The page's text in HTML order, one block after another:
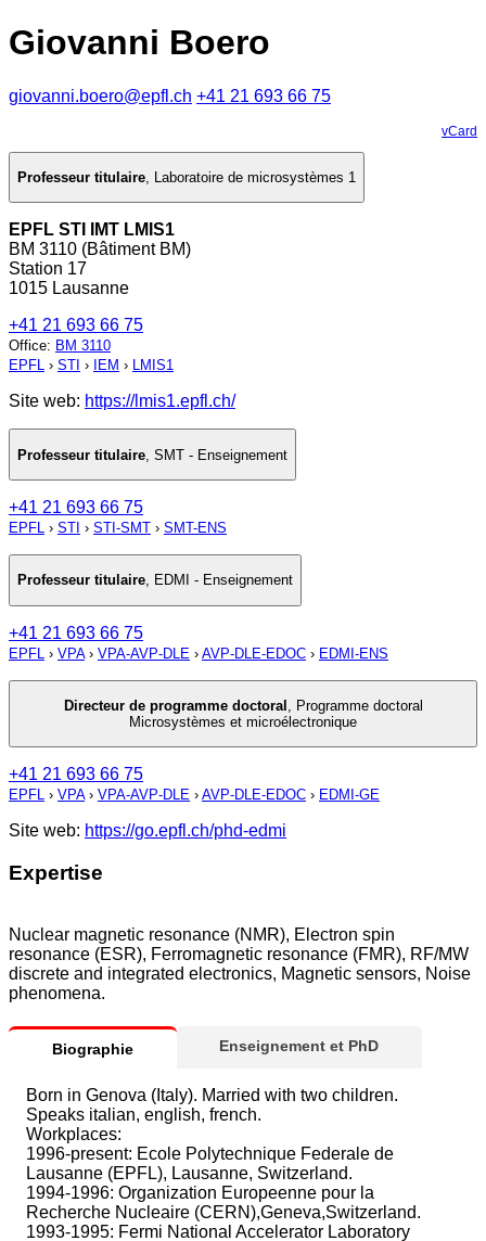
Giovanni Boero
giovanni.boero@epfl.ch +41 21 693 66 75
vCard
Professeur titulaire, Laboratoire de microsystèmes 1
EPFL STI IMT LMIS1
BM 3110 (Bâtiment BM)
Station 17
1015 Lausanne
+41 21 693 66 75
Office: BM 3110
EPFL › STI › IEM › LMIS1
Site web: https://lmis1.epfl.ch/
Professeur titulaire SMT - Enseignement
+41 21 693 66 75
EPFL › STI › STI-SMT › SMT-ENS
Professeur titulaire, EDMI - Enseignement
+41 21 693 66 75
EPFL › VPA› VPA-AVP-DLE › AVP-DLE-EDOC › EDMI-ENS
Directeur de programme doctoral , Programme doctoral
Microsystèmes et microélectronique
+41 21 693 66 75
EPFL › VPA› VPA-AVP-DLE › AVP-DLE-EDOC › EDMI-GE
Site web: https://go.epfl.ch/phd-edmi
Expertise
Nuclear magnetic resonance (NMR), Electron spin
resonance (ESR), Ferromagnetic resonance (FMR), RF/MW
discrete and integrated electronics, Magnetic sensors, Noise
phenomena.
Biographie Enseignement et PhD
Born in Genova (Italy). Married with two children.
Speaks italian, english, french.
Workplaces:
1996-present: Ecole Polytechnique Federale de
Lausanne (EPFL), Lausanne, Switzerland.
1994-1996: Organization Europeenne pour la
Recherche Nucleaire (CERN),Geneva,Switzerland.
1993-1995: Fermi National Accelerator Laboratory